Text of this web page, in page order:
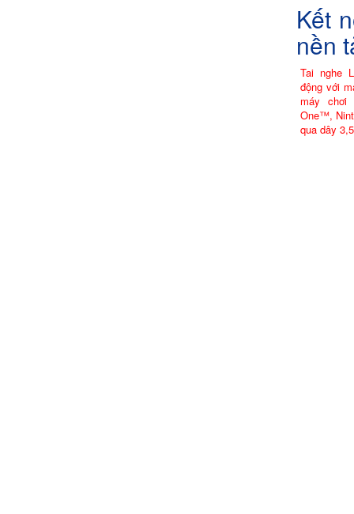
Kết
nền
Tai nghe
động với
máy chơi
One™,
qua dây